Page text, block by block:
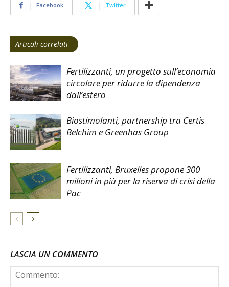
Facebook Twitter
Articoli correlati
Fertilizzanti, un progetto sull’economia
circolare per ridurre la dipendenza
dall’estero
Biostimolanti, partnership tra Certis
Belchim e Greenhas Group
Fertilizzanti, Bruxelles propone 300
milioni in più per la riserva di crisi della
Pac
LASCIA UN COMMENTO